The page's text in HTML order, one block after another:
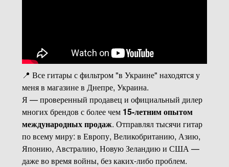
📍 Все гитары с фильтром "в Украине" находятся у
меня в магазине в Днепре, Украина.
Я — проверенный продавец и официальный дилер
многих брендов с более чем 15-летним опытом
международных продаж. Отправлял тысячи гитар
по всему миру: в Европу, Великобританию, Азию,
Японию, Австралию, Новую Зеландию и США —
даже во время войны, без каких-либо проблем.